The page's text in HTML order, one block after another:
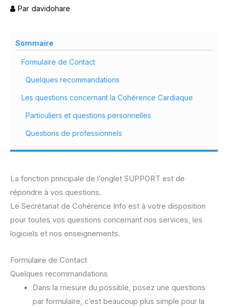
Par davidohare
Sommaire
Formulaire de Contact
Quelques recommandations
Les questions concernant la Cohérence Cardiaque
Particuliers et questions personnelles
Questions de professionnels
La fonction principale de l’onglet SUPPORT est de
répondre à vos questions.
Le Secrétariat de Cohérence Info est à votre disposition
pour toutes vos questions concernant nos services, les
logiciels et nos enseignements.
Formulaire de Contact
Quelques recommandations
Dans la mesure du possible, posez une questions
par formulaire, c’est beaucoup plus simple pour la